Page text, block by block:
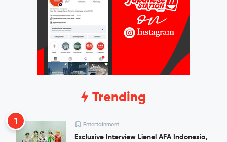
Trending
1 Entertainment
Exclusive Interview Lienel AFA Indonesia,